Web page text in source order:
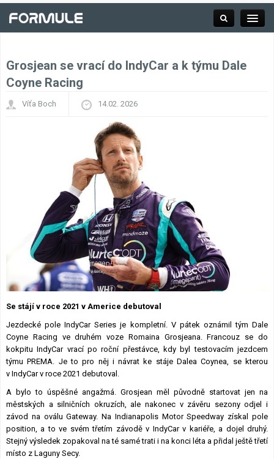
Okruhy F1
Lexikon F1
Grosjean se vrací do IndyCar a k týmu Dale
Coyne Racing
Víťa Boch 14.02. 2026
Se stájí v roce 2021 v Americe debutoval
Jezdecké pole IndyCar Series je kompletní. V pátek oznámil tým Dale
Coyne Racing ve druhém voze Romaina Grosjeana. Francouz se do
kokpitu IndyCar vrací po roční přestávce, kdy byl testovacím jezdcem
týmu PREMA. Je to pro něj i návrat ke stáje Dalea Coynea, se kterou
v IndyCar v roce 2021 debutoval.
A bylo to úspěšné angažmá. Grosjean měl původně startovat jen na
městských a silničních okruzích, ale nakonec v závěru sezony odjel i
závod na oválu Gateway. Na Indianapolis Motor Speedway získal pole
position, a to ve svém třetím závodě v IndyCar v kariéře, a dojel druhý.
Stejný výsledek zopakoval na té samé trati i na konci léta a přidal ještě třetí
místo z Laguny Secy.